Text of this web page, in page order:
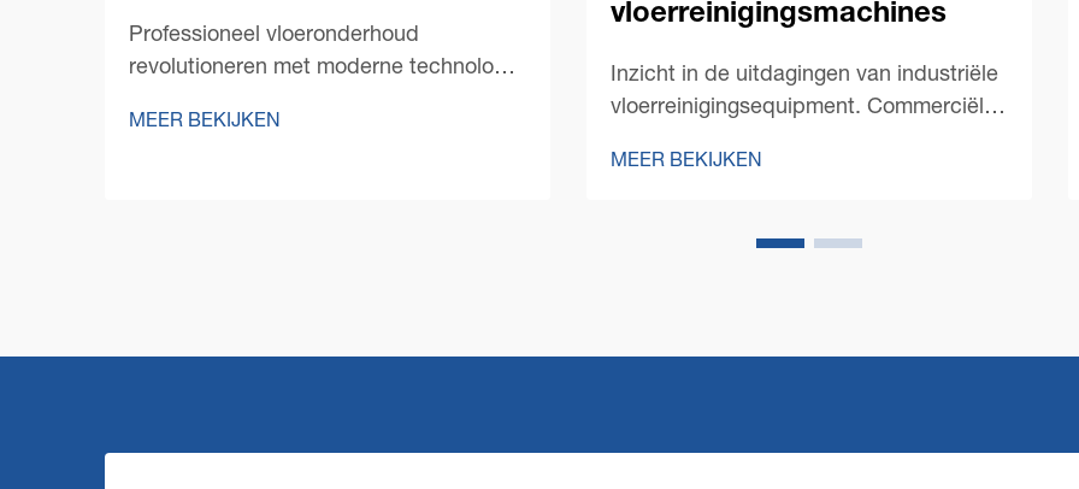
Professioneel vloeronderhoud
revolutioneren met moderne technologie
schoonmaakonderhoud heeft een
MEER BEKIJKEN
vloerreinigingsmachines
Inzicht in de uitdagingen van industriële
vloerreinigingsequipment. Commerciële
tools voor het in stand houden van
industrieën. Van winkelruimtes tot
MEER BEKIJKEN